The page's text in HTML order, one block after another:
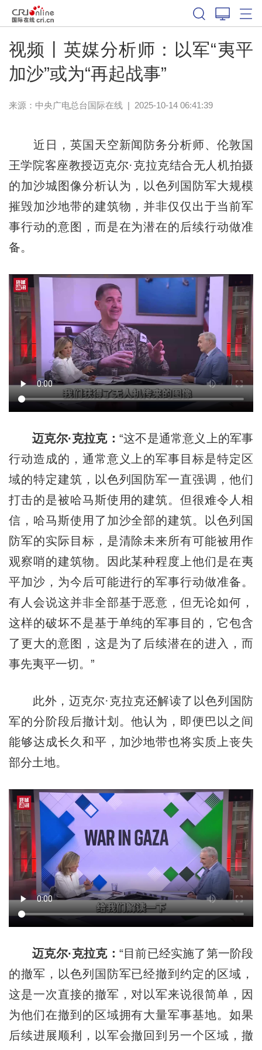
视频丨英媒分析师：以军“夷平
加沙”或为“再起战事”
来源：中央广电总台国际在线| 2025-10-14 06:41:39
近日，英国天空新闻防务分析师、伦敦国
王学院客座教授迈克尔·克拉克结合无人机拍摄
的加沙城图像分析认为，以色列国防军大规模
摧毁加沙地带的建筑物，并非仅仅出于当前军
事行动的意图，而是在为潜在的后续行动做准
备。
迈克尔·克拉克： “这不是通常意义上的军事
行动造成的，通常意义上的军事目标是特定区
域的特定建筑，以色列国防军一直强调，他们
打击的是被哈马斯使用的建筑。但很难令人相
信，哈马斯使用了加沙全部的建筑。以色列国
防军的实际目标，是清除未来所有可能被用作
观察哨的建筑物。因此某种程度上他们是在夷
平加沙，为今后可能进行的军事行动做准备。
有人会说这并非全部基于恶意，但无论如何，
这样的破坏不是基于单纯的军事目的，它包含
了更大的意图，这是为了后续潜在的进入，而
事先夷平一切。”
此外，迈克尔·克拉克还解读了以色列国防
军的分阶段后撤计划。他认为，即便巴以之间
能够达成长久和平，加沙地带也将实质上丧失
部分土地。
迈克尔·克拉克： “目前已经实施了第一阶段
的撤军，以色列国防军已经撤到约定的区域，
这是一次直接的撤军，对以军来说很简单，因
为他们在撤到的区域拥有大量军事基地。如果
后续进展顺利，以军会撤回到另一个区域，撤